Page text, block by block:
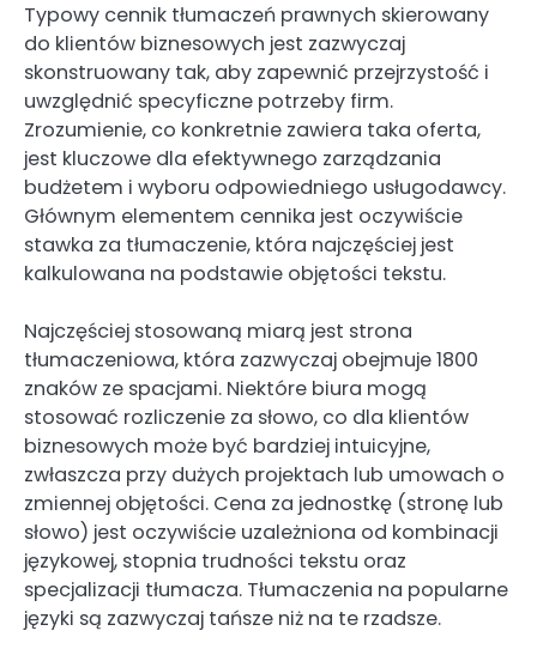
Typowy cennik tłumaczeń prawnych skierowany
do klientów biznesowych jest zazwyczaj
skonstruowany tak, aby zapewnić przejrzystość i
uwzględnić specyficzne potrzeby firm.
Zrozumienie, co konkretnie zawiera taka oferta,
jest kluczowe dla efektywnego zarządzania
budżetem i wyboru odpowiedniego usługodawcy.
Głównym elementem cennika jest oczywiście
stawka za tłumaczenie, która najczęściej jest
kalkulowana na podstawie objętości tekstu.
Najczęściej stosowaną miarą jest strona
tłumaczeniowa, która zazwyczaj obejmuje 1800
znaków ze spacjami. Niektóre biura mogą
stosować rozliczenie za słowo, co dla klientów
biznesowych może być bardziej intuicyjne,
zwłaszcza przy dużych projektach lub umowach o
zmiennej objętości. Cena za jednostkę (stronę lub
słowo) jest oczywiście uzależniona od kombinacji
językowej, stopnia trudności tekstu oraz
specjalizacji tłumacza. Tłumaczenia na popularne
języki są zazwyczaj tańsze niż na te rzadsze.